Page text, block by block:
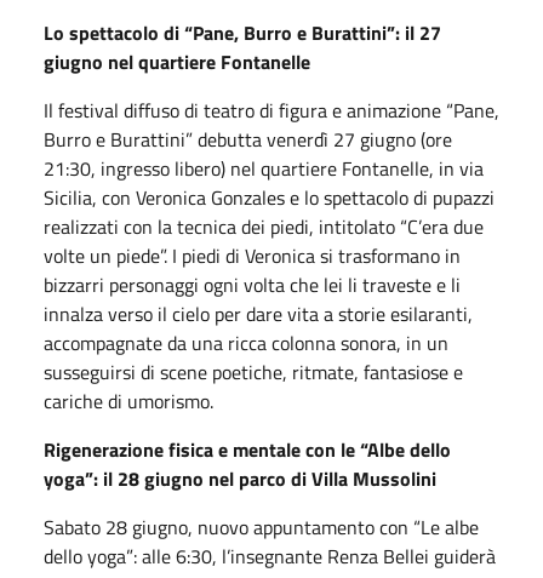
Lo spettacolo di “Pane, Burro e Burattini”: il 27
giugno nel quartiere Fontanelle
Il festival diffuso di teatro di figura e animazione “Pane,
Burro e Burattini” debutta venerdì 27 giugno (ore
21:30, ingresso libero) nel quartiere Fontanelle, in via
Sicilia, con Veronica Gonzales e lo spettacolo di pupazzi
realizzati con la tecnica dei piedi, intitolato “C’era due
volte un piede”. I piedi di Veronica si trasformano in
bizzarri personaggi ogni volta che lei li traveste e li
innalza verso il cielo per dare vita a storie esilaranti,
accompagnate da una ricca colonna sonora, in un
susseguirsi di scene poetiche, ritmate, fantasiose e
cariche di umorismo.
Rigenerazione fisica e mentale con le “Albe dello
yoga”: il 28 giugno nel parco di Villa Mussolini
Sabato 28 giugno, nuovo appuntamento con “Le albe
dello yoga”: alle 6:30, l’insegnante Renza Bellei guiderà